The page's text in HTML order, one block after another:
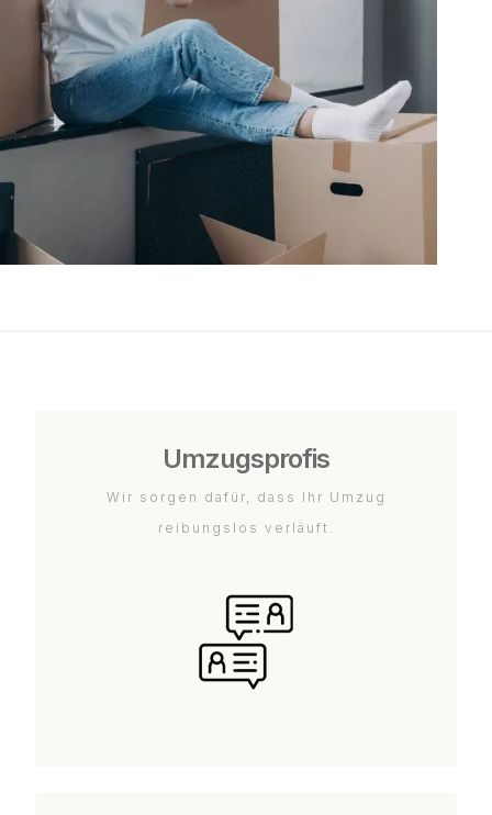
Umzugsprofis
Wir sorgen dafür, dass Ihr Umzug
reibungslos verläuft.